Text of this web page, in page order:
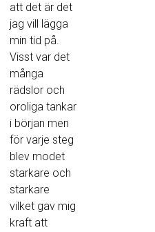
att det är det
jag vill lägga
min tid på.
Visst var det
många
rädslor och
oroliga tankar
i början men
för varje steg
blev modet
starkare och
starkare
vilket gav mig
kraft att